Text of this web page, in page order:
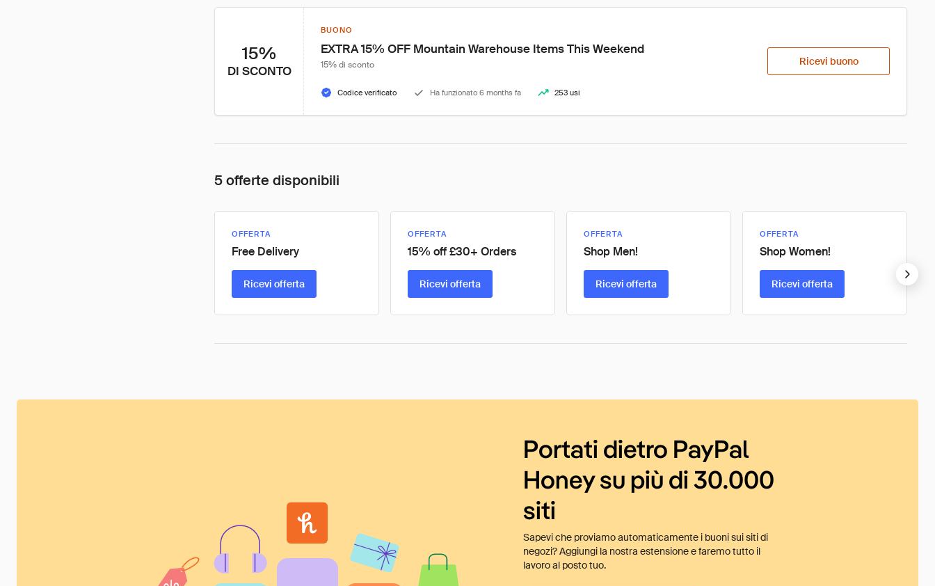
15%
DI SCONTO
BUONO
EXTRA 15% OFF Mountain Warehouse Items This Weekend
15% di sconto
Codice verificato Ha funzionato 6 months fa 253 usi
Ricevi buono
5 offerte disponibili
OFFERTA
Free Delivery
Ricevi offerta
OFFERTA
15% off £30+ Orders
Ricevi offerta
OFFERTA
Shop Men!
Ricevi offerta
OFFERTA
Shop Women!
Ricevi offerta
Portati dietro PayPal
Honey su più di 30.000
siti
Sapevi che proviamo automaticamente i buoni sui siti di
negozi? Aggiungi la nostra estensione e faremo tutto il
lavoro al posto tuo.